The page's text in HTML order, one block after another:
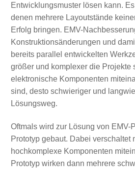
Entwicklungsmuster lösen kann.
denen mehrere Layoutstände
Erfolg bringen. EMV-
Konstruktionsänderungen und
bereits parallel entwickelten
größer und komplexer die Projekte
elektronische Komponenten
sind, desto schwieriger und
Lösungsweg.
Oftmals wird zur Lösung von EMV-
Prototyp gebaut. Dabei verschaltet
hochkomplexe Komponenten
Prototyp wirken dann mehrere